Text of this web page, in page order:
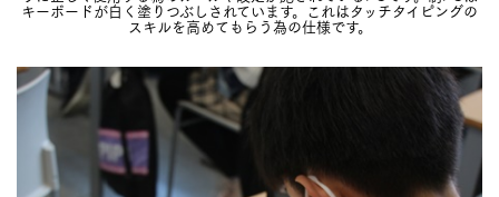
キーボードが白く塗りつぶしされています。これはタッチタイピングの
スキルを高めてもらう為の仕様です。